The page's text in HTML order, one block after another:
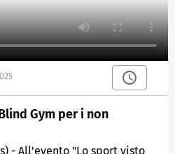
Gym per i non
- All'evento "Lo sport visto